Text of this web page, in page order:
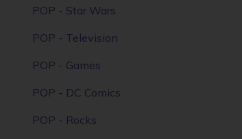
POP - Star Wars
POP - Television
POP - Games
POP - DC Comics
POP - Rocks